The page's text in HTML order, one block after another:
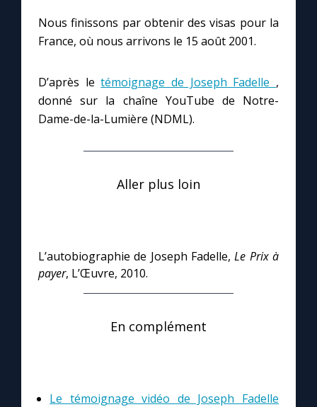
Nous finissons par obtenir des visas pour la
France, où nous arrivons le 15 août 2001.
D’après letémoignage de Joseph Fadelle ,
donné sur la chaîne YouTube de Notre-
Dame-de-la-Lumière (NDML).
Aller plus loin
L’autobiographie de Joseph Fadelle, Le Prix à
payer, L’Œuvre, 2010.
En complément
Le témoignage vidéo de Joseph Fadelle